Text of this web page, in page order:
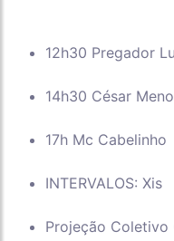
12h30 Pregador
14h30 César
17h Mc Cabelinho
INTERVALOS: Xis
Projeção Coletivo